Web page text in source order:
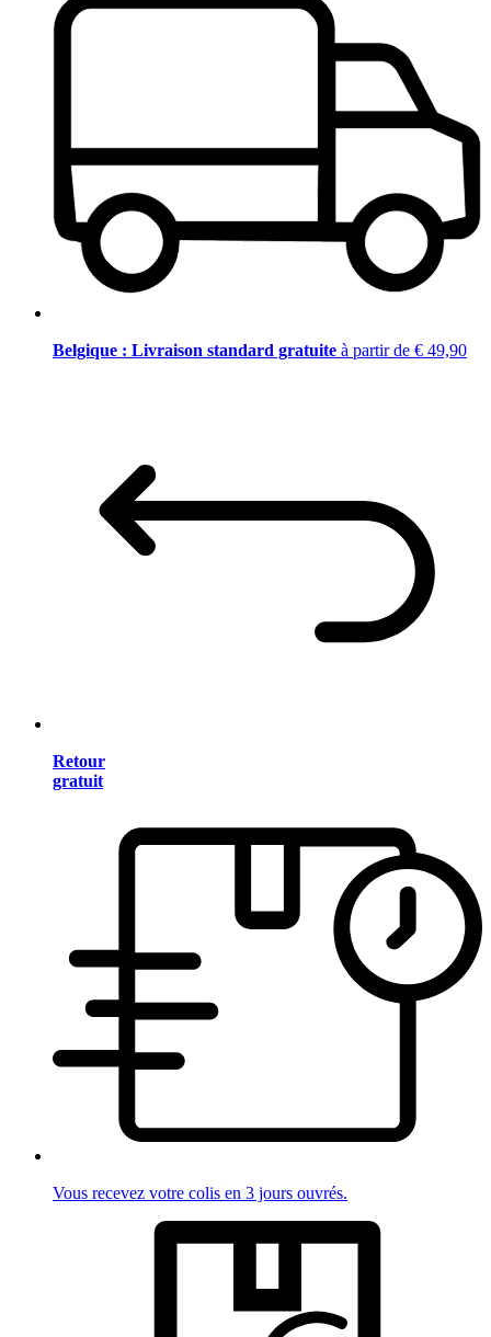
Belgique : Livraison standard gratuite à partir de € 49,90
Retour
gratuit
Vous recevez votre colis en 3 jours ouvrés.